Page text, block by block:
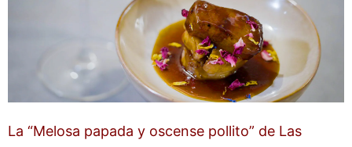
La “Melosa papada y oscense pollito” de Las